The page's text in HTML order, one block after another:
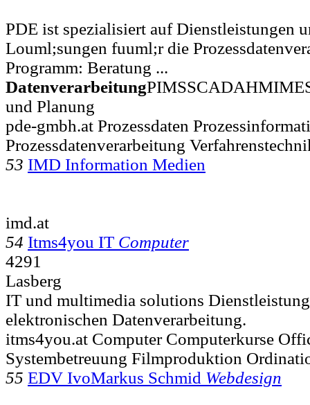
PDE ist spezialisiert auf Dienstleistungen
Louml;sungen fuuml;r die
Programm: Beratung ...
Datenverarbeitung
und Planung
pde-gmbh.at Prozessdaten
Prozessdatenverarbeitung
53 IMD Information Medien
imd.at
54 Itms4you IT Computer
4291
Lasberg
IT und multimedia solutions
elektronischen Datenverarbeitung.
itms4you.at Computer Computerkurse
Systembetreuung Filmproduktion
55 EDV IvoMarkus Schmid Webdesign